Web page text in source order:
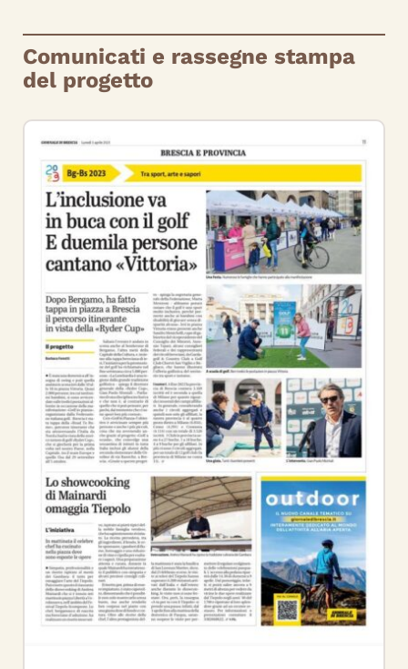
Comunicati e rassegne stampa
del progetto